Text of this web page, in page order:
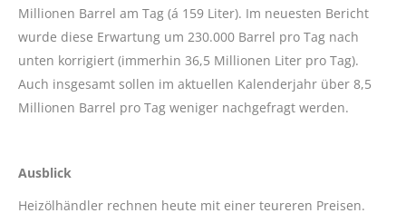
Millionen Barrel am Tag (á 159 Liter). Im neuesten Bericht
wurde diese Erwartung um 230.000 Barrel pro Tag nach
unten korrigiert (immerhin 36,5 Millionen Liter pro Tag).
Auch insgesamt sollen im aktuellen Kalenderjahr über 8,5
Millionen Barrel pro Tag weniger nachgefragt werden.
Ausblick
Heizölhändler rechnen heute mit einer teureren Preisen.